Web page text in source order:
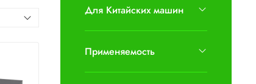
Для Китайских машин
Применяемость